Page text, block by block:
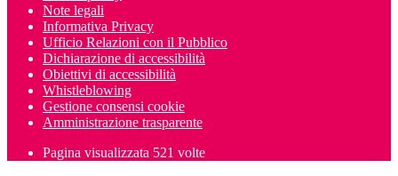
Note legali
Informativa Privacy
Ufficio Relazioni con il Pubblico
Dichiarazione di accessibilità
Obiettivi di accessibilità
Whistleblowing
Gestione consensi cookie
Amministrazione trasparente
Pagina visualizzata 521 volte